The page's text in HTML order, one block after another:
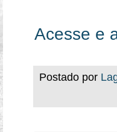
Acesse e
Postado por